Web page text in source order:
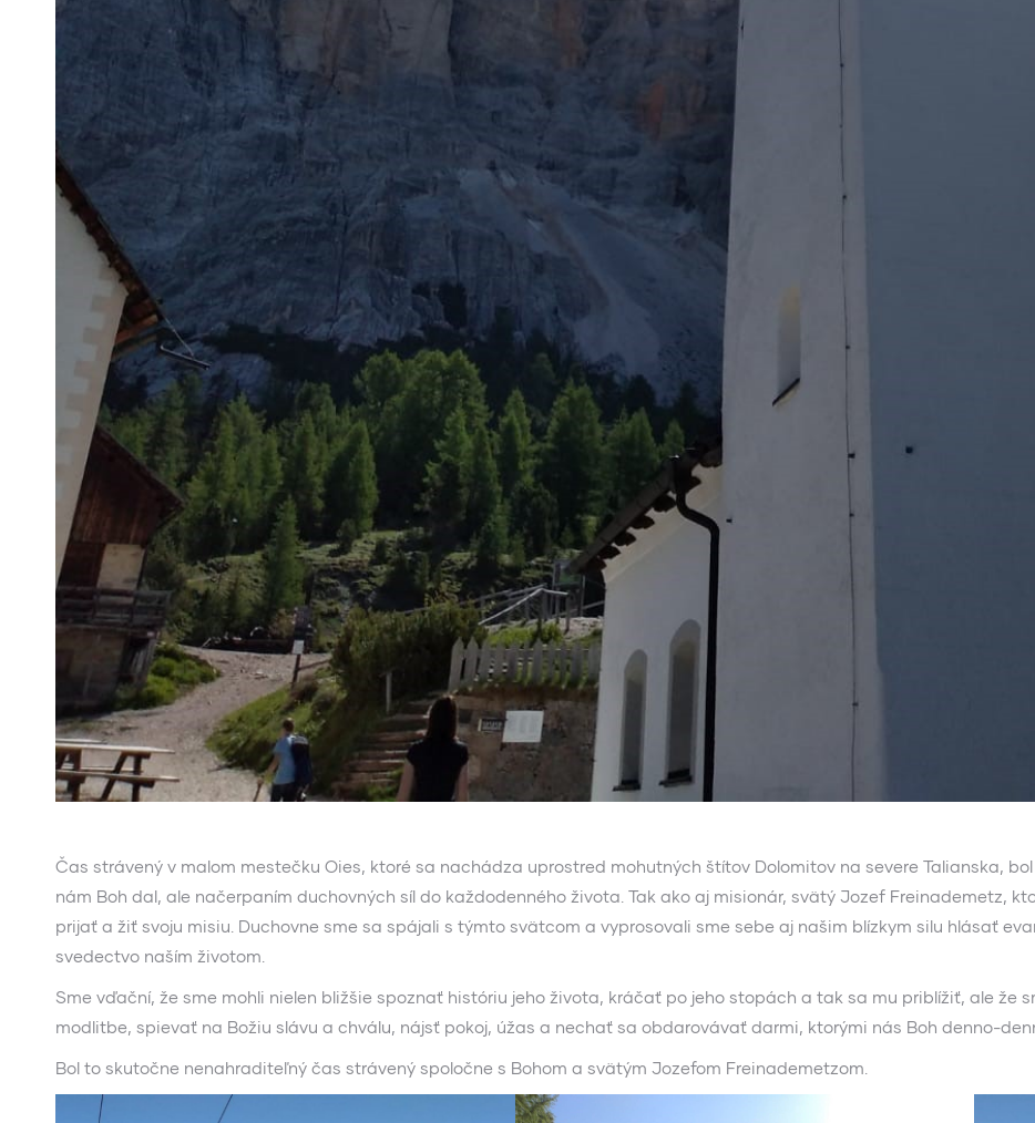
Čas strávený v malom mestečku Oies, ktoré sa nachádza uprostred mohutných štítov Dolomitov na severe Talianska,
nám Boh dal, ale načerpaním duchovných síl do každodenného života. Tak ako aj misionár, svätý Jozef Freinademetz,
prijať a žiť svoju misiu. Duchovne sme sa spájali s týmto svätcom a vyprosovali sme sebe aj našim blízkym silu hlásať
svedectvo naším životom.
Sme vďační, že sme mohli nielen bližšie spoznať históriu jeho života, kráčať po jeho stopách a tak sa mu priblížiť, ale že
modlitbe, spievať na Božiu slávu a chválu, nájsť pokoj, úžas a nechať sa obdarovávať darmi, ktorými nás Boh denno-
Bol to skutočne nenahraditeľný čas strávený spoločne s Bohom a svätým Jozefom Freinademetzom.